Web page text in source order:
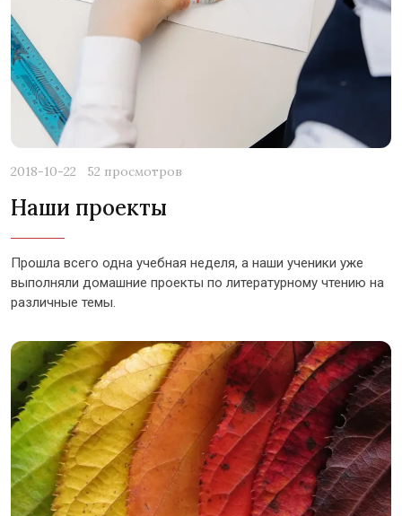
2018-10-22 52 просмотров
Наши проекты
Прошла всего одна учебная неделя, а наши ученики уже
выполняли домашние проекты по литературному чтению на
различные темы.